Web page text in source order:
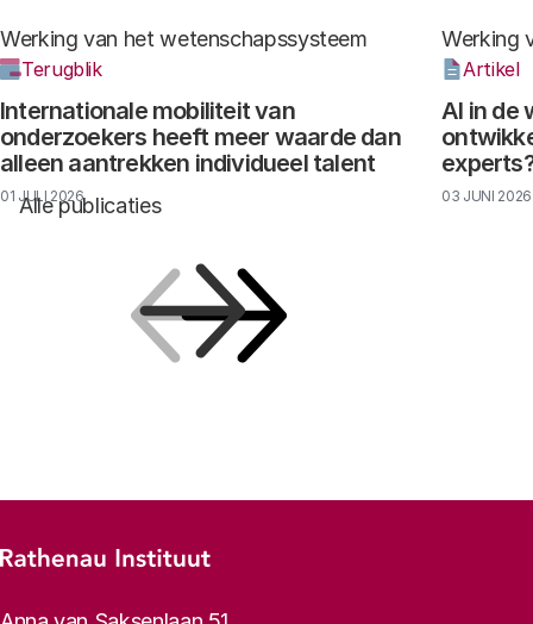
Alle publicaties
Internationale mobiliteit van
onderzoekers heeft meer waarde dan
alleen aantrekken individueel talent
Werking van het wetenschapssysteem
Terugblik
01 JULI 2026
AI in de
Werking
Artikel
03 JUNI 2026
Footer-menu
Rathenau logo, naar de homepage